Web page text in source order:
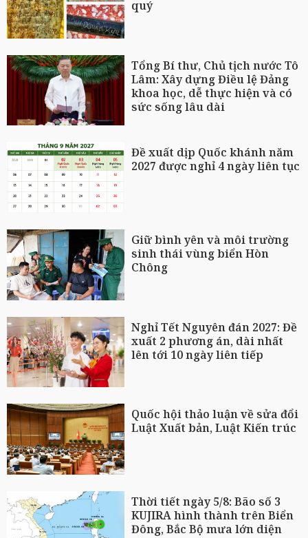
quý
Tổng Bí thư, Chủ tịch nước Tô
Lâm: Xây dựng Điều lệ Đảng
khoa học, dễ thực hiện và có
sức sống lâu dài
Đề xuất dịp Quốc khánh năm
2027 được nghỉ 4 ngày liên tục
Giữ bình yên và môi trường
sinh thái vùng biển Hòn
Chông
Nghỉ Tết Nguyên đán 2027: Đề
xuất 2 phương án, dài nhất
lên tới 10 ngày liên tiếp
Quốc hội thảo luận về sửa đổi
Luật Xuất bản, Luật Kiến trúc
Thời tiết ngày 5/8: Bão số 3
KUJIRA hình thành trên Biển
Đông, Bắc Bộ mưa lớn diện